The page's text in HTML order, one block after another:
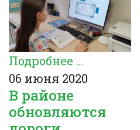
Подробнее ...
06 июня 2020
В районе
обновляются